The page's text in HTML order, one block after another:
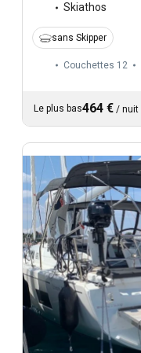
Skiathos
sans Skipper
Couchettes 12
Le plus bas464 € / nuit